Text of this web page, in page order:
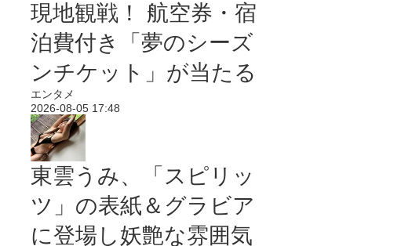
現地観戦！ 航空券・宿
泊費付き「夢のシーズ
ンチケット」が当たる
エンタメ
2026-08-05 17:48
東雲うみ、「スピリッ
ツ」の表紙＆グラビア
に登場し妖艶な雰囲気